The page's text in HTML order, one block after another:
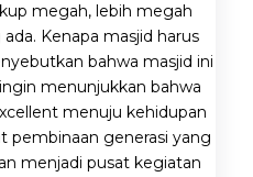
megah, lebih megah
Kenapa masjid harus
bahwa masjid ini
menunjukkan bahwa
menuju kehidupan
pembinaan generasi yang
menjadi pusat kegiatan